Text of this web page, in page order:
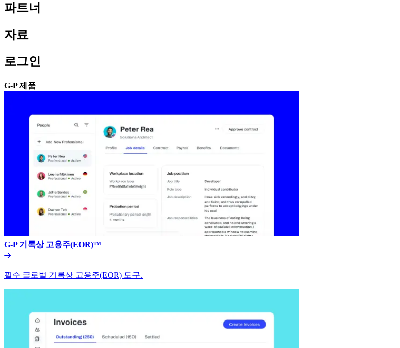
파트너​​
자료​​
로그인​​
G-P 제품​​
G-P 기록상 고용주(EOR)™​​
필수 글로벌 기록상 고용주(EOR) 도구.​​